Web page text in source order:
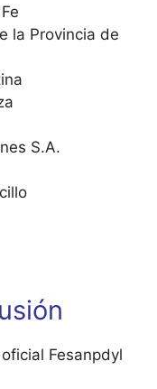
la Provincia de
S.A.
Fesanpdyl